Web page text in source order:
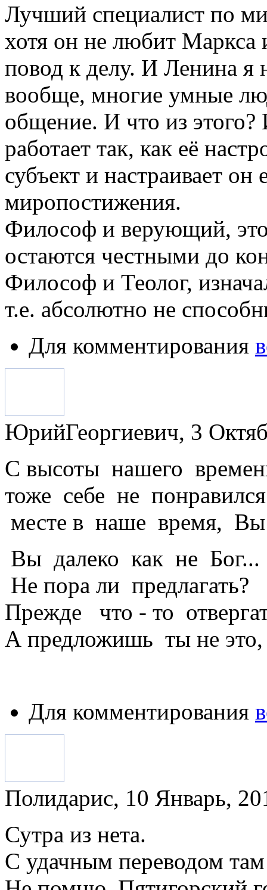
Лучший специалист по
хотя он не любит Маркса
повод к делу. И Ленина
вообще, многие умные
общение. И что из
работает так, как её
субъект и настраивает
миропостижения.
Философ и верующий, это
остаются честными до
Философ и Теолог,
т.е. абсолютно не
Для комментирования
ЮрийГеоргиевич, 3
С высоты нашего
тоже себе не
месте в наше время, Вы
Вы далеко как не
Не пора ли предлагать?
Прежде что - то
А предложишь ты не
Для комментирования
Полидарис, 10 Январь,
Сутра из нета.
С удачным переводом